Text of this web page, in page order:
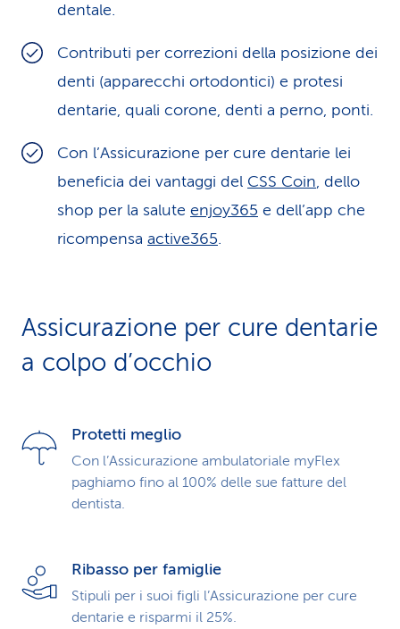
i
z
i
o
dentale.
Contributi per correzioni della posizione dei
denti (apparecchi ortodontici) e protesi
dentarie, quali corone, denti a perno, ponti.
Con l’Assicurazione per cure dentarie lei
beneficia dei vantaggi del CSS Coin, dello
shop per la salute enjoy365 e dell’app che
ricompensa active365.
Assicurazione per cure dentarie
a colpo d’occhio
Protetti meglio
Con l’Assicurazione ambulatoriale myFlex
paghiamo fino al 100% delle sue fatture del
dentista.
Ribasso per famiglie
Stipuli per i suoi figli l’Assicurazione per cure
dentarie e risparmi il 25%.